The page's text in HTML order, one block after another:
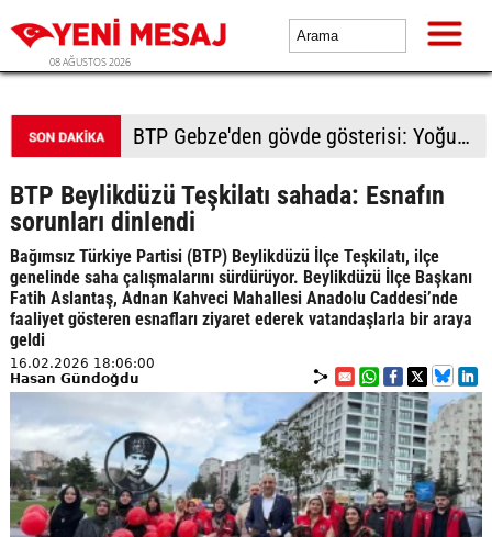
08 AĞUSTOS 2026
BTP Gebze'den gövde gösterisi: Yoğun katılımla yeni üyeler rozetlerini taktı
BTP Beylikdüzü Teşkilatı sahada: Esnafın
sorunları dinlendi
Bağımsız Türkiye Partisi (BTP) Beylikdüzü İlçe Teşkilatı, ilçe
genelinde saha çalışmalarını sürdürüyor. Beylikdüzü İlçe Başkanı
Fatih Aslantaş, Adnan Kahveci Mahallesi Anadolu Caddesi’nde
faaliyet gösteren esnafları ziyaret ederek vatandaşlarla bir araya
geldi
16.02.2026 18:06:00
Hasan Gündoğdu